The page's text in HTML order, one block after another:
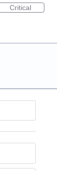
Critical